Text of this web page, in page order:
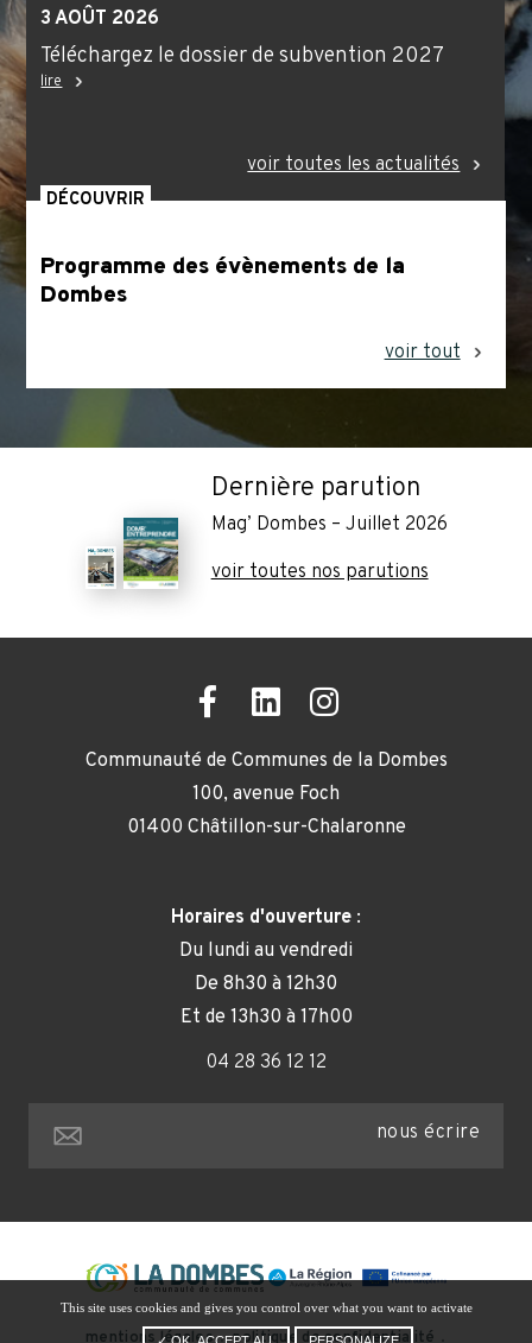
3 AOÛT 2026
Téléchargez le dossier de subvention 2027
lire
voir toutes les actualités
DÉCOUVRIR
Programme des évènements de la
Dombes
voir tout
Dernière parution
Mag’ Dombes – Juillet 2026
voir toutes nos parutions
Communauté de Communes de la Dombes
100, avenue Foch
01400 Châtillon-sur-Chalaronne
Horaires d'ouverture :
Du lundi au vendredi
De 8h30 à 12h30
Et de 13h30 à 17h00
04 28 36 12 12
nous écrire
mentions légales politique de confidentialité
This site uses cookies and gives you control over what you want to activate